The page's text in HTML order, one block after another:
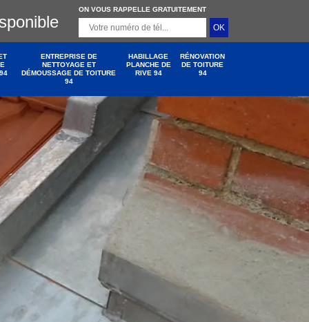
ON VOUS RAPPELLE GRATUITEMENT
ENTREPRISE DE
NETTOYAGE ET
DÉMOUSSAGE DE TOITURE
94
HABILLAGE
PLANCHE DE
RIVE 94
RÉNOVATION
DE TOITURE
94